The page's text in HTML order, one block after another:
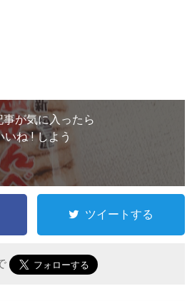
事が気に入ったら
いね ! しよう
ツイートする